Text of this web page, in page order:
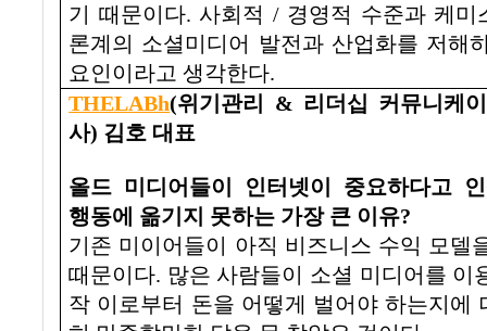
기 때문이다. 사회적 / 경영적 수준과 케미
론계의 소셜미디어 발전과 산업화를 저해
요인이라고 생각한다.
THELABh(위기관리 & 리더십 커뮤니케
사) 김호 대표
올드 미디어들이 인터넷이 중요하다고
행동에 옮기지 못하는 가장 큰 이유?
기존 미이어들이 아직 비즈니스 수익 모델
때문이다. 많은 사람들이 소셜 미디어를 이
작 이로부터 돈을 어떻게 벌어야 하는지에